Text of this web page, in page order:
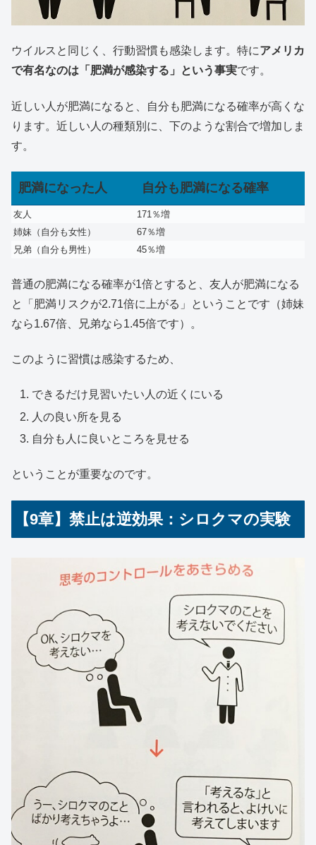
ウイルスと同じく、行動習慣も感染します。特にアメリカ
で有名なのは「肥満が感染する」という事実です。
近しい人が肥満になると、自分も肥満になる確率が高くな
ります。近しい人の種類別に、下のような割合で増加しま
す。
肥満になった人 自分も肥満になる確率
友人
171％増
姉妹（自分も女性）
67％増
兄弟（自分も男性）
45％増
普通の肥満になる確率が1倍とすると、友人が肥満になる
と「肥満リスクが2.71倍に上がる」ということです（姉妹
なら1.67倍、兄弟なら1.45倍です）。
このように習慣は感染するため、
できるだけ見習いたい人の近くにいる
人の良い所を見る
自分も人に良いところを見せる
ということが重要なのです。
【9章】禁止は逆効果：シロクマの実験